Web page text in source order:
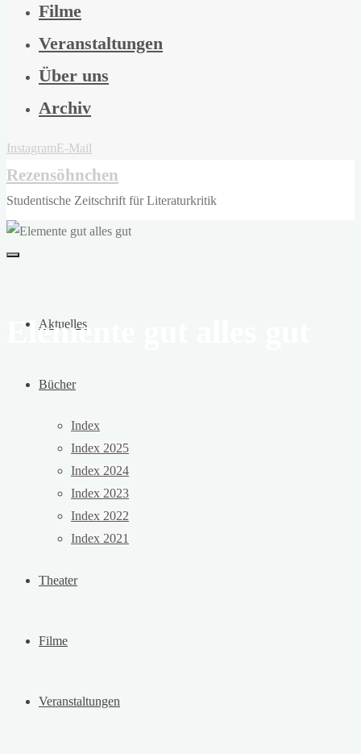
Filme
Veranstaltungen
Über uns
Archiv
InstagramE-Mail
Rezensöhnchen
Studentische Zeitschrift für Literaturkritik
Aktuelles
Bücher
Index
Index 2025
Index 2024
Index 2023
Index 2022
Index 2021
Theater
Filme
Veranstaltungen
Elemente gut alles gut